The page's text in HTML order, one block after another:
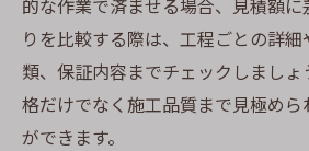
外壁塗装との同時施工が
ット
屋根塗装で知っておきた
説
的な作業で済ませる場合、見積額に
りを比較する際は、工程ごとの詳
類、保証内容までチェックしまし
格だけでなく施工品質まで見極め
ができます。